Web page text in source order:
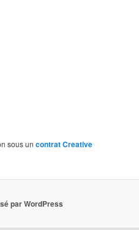
sous uncontrat Creative
par WordPress